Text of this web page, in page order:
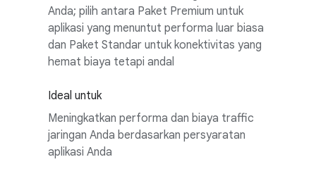
Anda; pilih antara Paket Premium untuk
aplikasi yang menuntut performa luar biasa
dan Paket Standar untuk konektivitas yang
hemat biaya tetapi andal
Ideal untuk
Meningkatkan performa dan biaya traffic
jaringan Anda berdasarkan persyaratan
aplikasi Anda